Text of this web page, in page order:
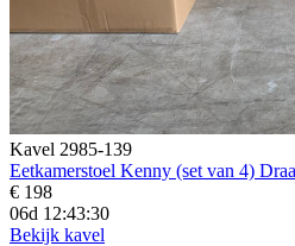
Kavel 2985-139
Eetkamerstoel Kenny (set van 4)
€ 198
06d 12:43:28
Bekijk kavel